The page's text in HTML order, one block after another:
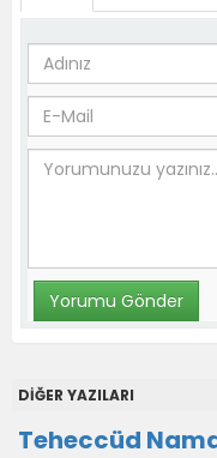
DİĞER YAZILARI
Teheccüd